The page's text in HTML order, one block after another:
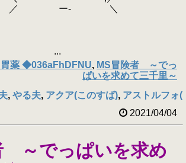
‐ ＼
薬 ◆036aFhDFNU, MS冒険者 ～でっ
ぱいを求めて三千里～
, やる夫, アクア(このすば), アストルフォ
2021/04/04
～でっぱいを求め